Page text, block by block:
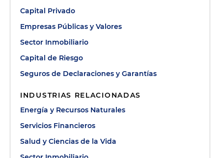
Capital Privado
Empresas Públicas y Valores
Sector Inmobiliario
Capital de Riesgo
Seguros de Declaraciones y Garantías
INDUSTRIAS RELACIONADAS
Energía y Recursos Naturales
Servicios Financieros
Salud y Ciencias de la Vida